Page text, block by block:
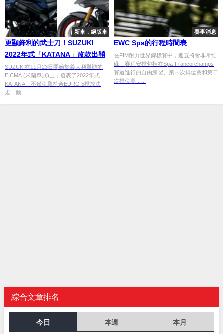
新車．絕版車
更顯鋒利的武士刀！SUZUKI
2022年式「KATANA」改款出鞘
SUZUKI在11月23日開始於義大利舉辦的
EICMA (米蘭車展)上，發表了2022年式
KATANA，不僅引擎符合EURO 5排放法
規，動...
賽事消息
EWC Spa的行程時間表
在FIM耐力世界錦標賽中，週五將會非常忙
碌，賽程安排包括在Spa-Francorchamps
賽道進行的自由練習、第一次排位賽和第二
次排位賽，...
綜合文章排名
今日 本週 本月